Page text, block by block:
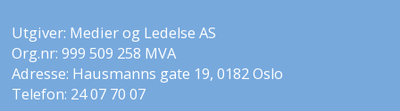
Utgiver: Medier og Ledelse AS
Org.nr: 999 509 258 MVA
Adresse: Hausmanns gate 19, 0182 Oslo
Telefon: 24 07 70 07